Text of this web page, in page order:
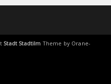
Stadt Stadtilm Theme by Orane-